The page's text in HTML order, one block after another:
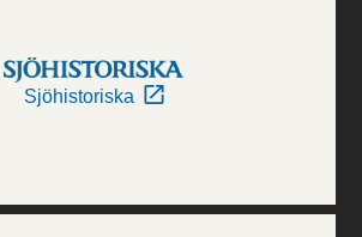
Sjöhistoriska